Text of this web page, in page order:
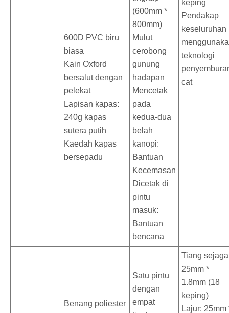
keping
Pendakap
keseluruhan
teknologi
cat
600D PVC biru
biasa
Kain Oxford
bersalut dengan
pelekat
Lapisan kapas:
240g kapas
sutera putih
Kaedah kapas
bersepadu
(600mm *
800mm)
Mulut
cerobong
gunung
hadapan
Mencetak
pada
kedua-dua
belah
kanopi:
Bantuan
Kecemasan
Dicetak di
pintu
masuk:
Bantuan
bencana
Benang poliester
Satu pintu
dengan
empat
Tiang
25mm *
1.8mm (18
keping)
Lajur: 25mm